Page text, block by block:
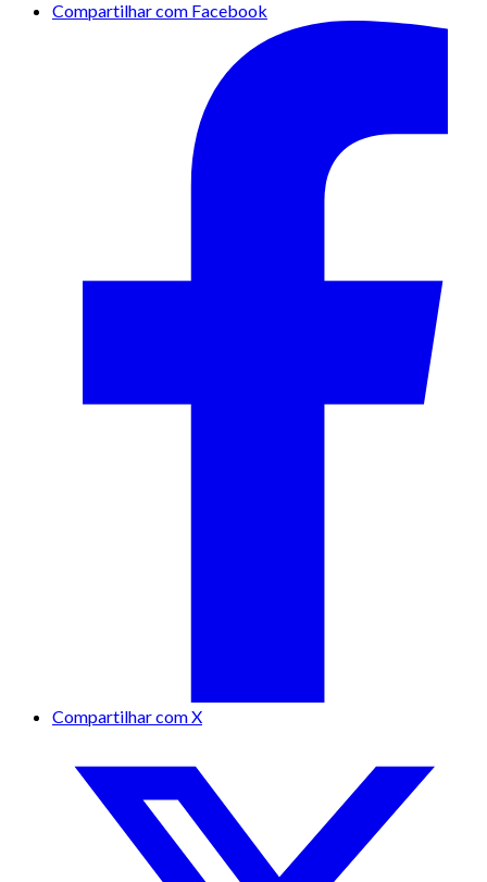
Compartilhar com Facebook
Compartilhar com X